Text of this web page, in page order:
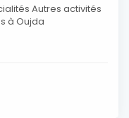
Autres activités
à Oujda